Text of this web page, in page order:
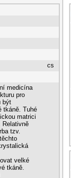
cs
medicína
pro
být
tkáně. Tuhé
matrici
Relativně
tzv.
velké
tkáně.